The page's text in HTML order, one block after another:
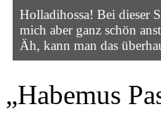
Holladihossa! Bei dieser
mich aber ganz schön
Äh, kann man das
„Habemus